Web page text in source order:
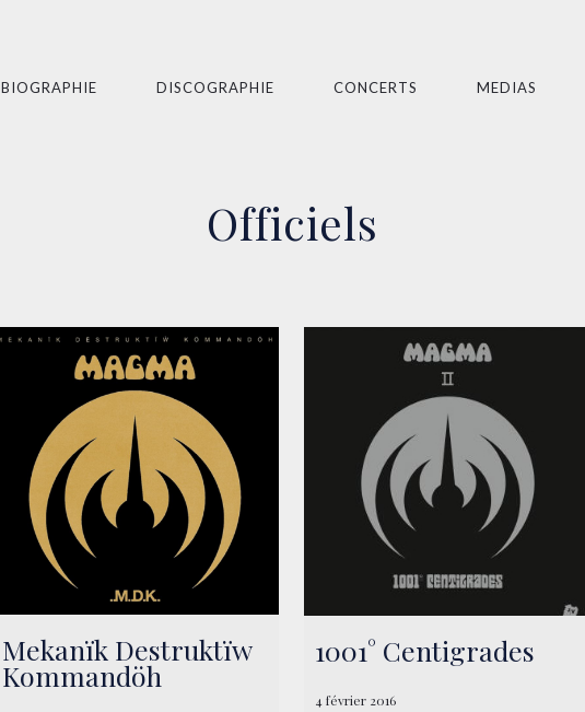
BIOGRAPHIE DISCOGRAPHIE CONCERTS MEDIAS
Officiels
Mekanïk Destruktïw
Kommandöh
1001° Centigrades
4 février 2016